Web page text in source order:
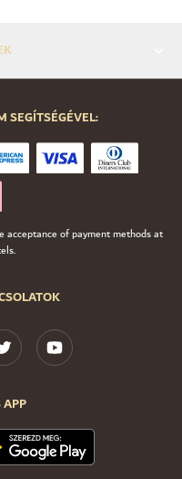
SEGÍTSÉGÉVEL:
of payment methods at